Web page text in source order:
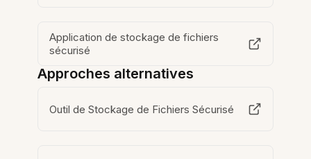
Application de stockage de fichiers
sécurisé
Approches alternatives
Outil de Stockage de Fichiers Sécurisé